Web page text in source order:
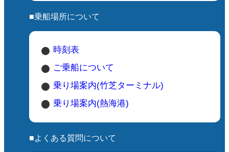
■乗船場所について
時刻表
ご乗船について
乗り場案内(竹芝ターミナル)
乗り場案内(熱海港)
■よくある質問について